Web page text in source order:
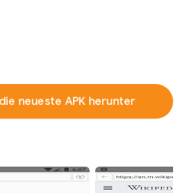
neueste APK herunter